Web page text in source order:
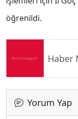
öğrenildi.
Haber
Yorum Yap